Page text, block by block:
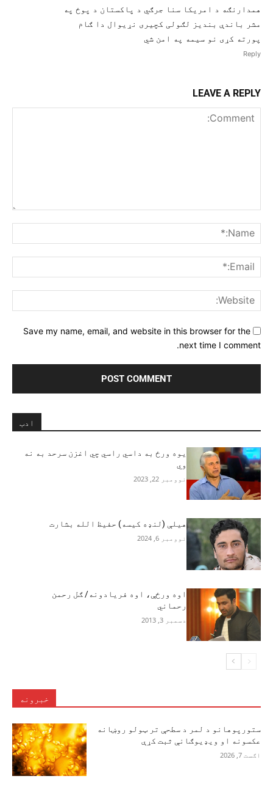
همدارنګه د امریکا سنا جرګي د پاکستان د پوځ په
مشر باندې بندیز لګولی کچیری نړیوال دا ګام
پورته کړی نو سیمه په امن شي
Reply
LEAVE A REPLY
Save my name, email, and website in this browser for the
next time I comment.
ادب
یوه ورځ به داسي راسي چي اغزن سرحد به نه
وي
نوومبر 22, 2023
هیلې (لنډه کیسه) حفيظ الله بشارت
نوومبر 6, 2024
اوه ورځې، اوه فریادونه/ ګل رحمن
رحماني
دسمبر 3, 2013
خبرونه
ستورپوهانو د لمر د سطحې تر ټولو روښانه
عکسونه او ویډیوګانې ثبت کړې
اګست 7, 2026